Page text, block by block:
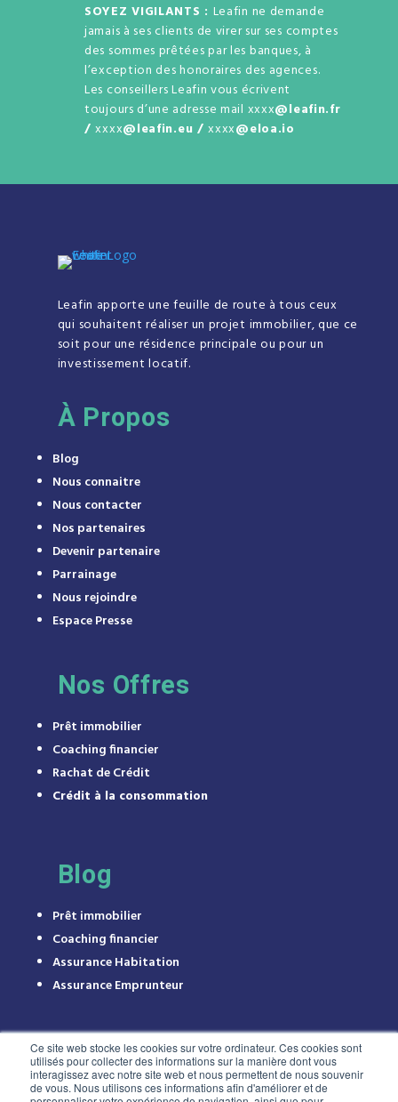
Ce site web stocke les cookies sur votre ordinateur. Ces cookies sont
utilisés pour collecter des informations sur la manière dont vous
interagissez avec notre site web et nous permettent de nous souvenir
de vous. Nous utilisons ces informations afin d'améliorer et de
SOYEZ VIGILANTS : Leafin ne demande
jamais à ses clients de virer sur ses comptes
des sommes prêtées par les banques, à
l’exception des honoraires des agences.
Les conseillers Leafin vous écrivent
toujours d’une adresse mail xxxx@leafin.fr
/xxxx@leafin.eu /xxxx@eloa.io
Leafin apporte une feuille de route à tous ceux
qui souhaitent réaliser un projet immobilier, que ce
soit pour une résidence principale ou pour un
investissement locatif.
À Propos
Blog
Nous connaitre
Nous contacter
Nos partenaires
Devenir partenaire
Parrainage
Nous rejoindre
Espace Presse
Nos Offres
Prêt immobilier
Coaching financier
Rachat de Crédit
Crédit à la consommation
Blog
Prêt immobilier
Coaching financier
Assurance Habitation
Assurance Emprunteur